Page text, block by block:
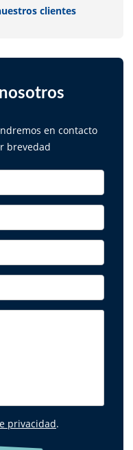
clientes
en contacto
brevedad
privacidad.